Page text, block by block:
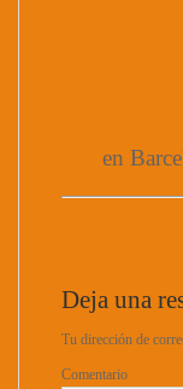
en
Deja una
Tu dirección de
Comentario